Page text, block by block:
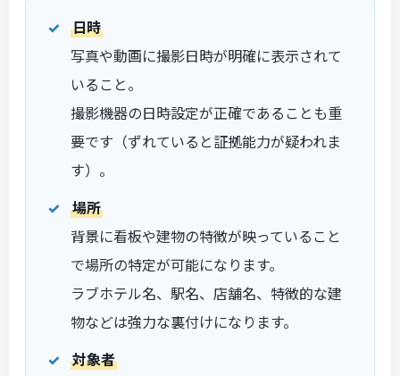
日時
写真や動画に撮影日時が明確に表示されて
いること。
撮影機器の日時設定が正確であることも重
要です（ずれていると証拠能力が疑われま
す）。
場所
背景に看板や建物の特徴が映っていること
で場所の特定が可能になります。
ラブホテル名、駅名、店舗名、特徴的な建
物などは強力な裏付けになります。
対象者